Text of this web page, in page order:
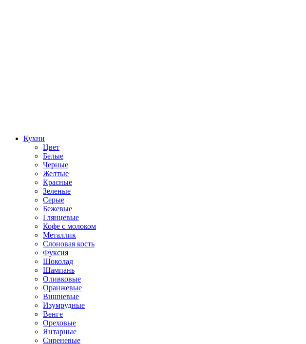
Кухни
Цвет
Белые
Черные
Желтые
Красные
Зеленые
Серые
Бежевые
Глянцевые
Кофе с молоком
Металлик
Слоновая кость
Фуксия
Шоколад
Шампань
Оливковые
Оранжевые
Вишневые
Изумрудные
Венге
Ореховые
Янтарные
Сиреневые